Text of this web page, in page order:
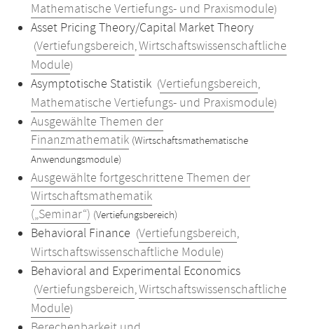
Mathematische Vertiefungs- und Praxismodule)
Asset Pricing Theory/Capital Market Theory
(Vertiefungsbereich,Wirtschaftswissenschaftliche
Module)
Asymptotische Statistik (Vertiefungsbereich,
Mathematische Vertiefungs- und Praxismodule)
Ausgewählte Themen der
Finanzmathematik (Wirtschaftsmathematische
Anwendungsmodule)
Ausgewählte fortgeschrittene Themen der
Wirtschaftsmathematik
(„Seminar“) (Vertiefungsbereich)
Behavioral Finance (Vertiefungsbereich,
Wirtschaftswissenschaftliche Module)
Behavioral and Experimental Economics
(Vertiefungsbereich,Wirtschaftswissenschaftliche
Module)